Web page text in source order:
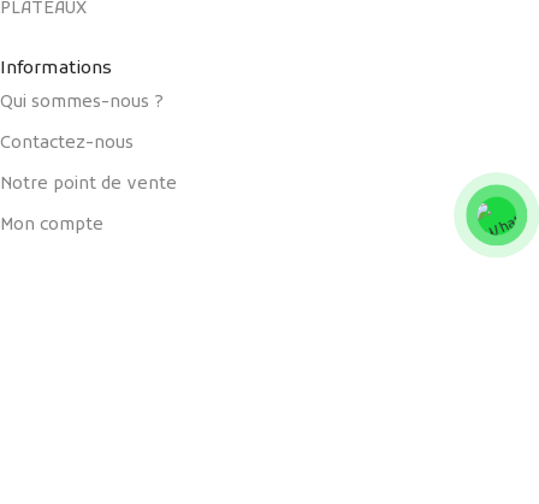
PLATEAUX
Informations
Qui sommes-nous ?
Contactez-nous
Notre point de vente
Mon compte